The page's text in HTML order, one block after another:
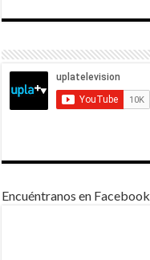
Encuéntranos en Facebook